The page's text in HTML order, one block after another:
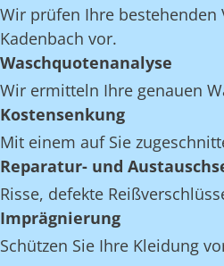
Wir prüfen Ihre bestehenden
Kadenbach vor.
Waschquotenanalyse
Wir ermitteln Ihre genauen
Kostensenkung
Mit einem auf Sie
Reparatur- und
Risse, defekte
Imprägnierung
Schützen Sie Ihre Kleidung